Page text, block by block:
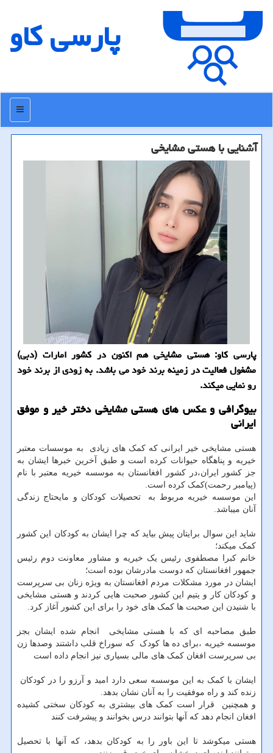
پارسی كاو
منو
آشنایی با هستی مشایخی
پارسی كاو: هستی مشایخی هم اكنون در كشور امارات (دبی)
مشغول فعالیت در زمینه برند خود می باشد. به زودی از برند خود
رو نمایی میكند.
بیوگرافی و عکس های هستی مشایخی دختر خیر و موفق
ایرانی
هستی مشایخی خیر ایرانی که کمک های زیادی به موسسات معتبر
خیریه و پناهگاه حیوانات کرده است و طبق آخرین خبرها ایشان به
جز کشور ایران،در کشور افغانستان به موسسه خیریه معتبر با نام
(پیامبر رحمت)کمک کرده است.
این موسسه خیریه مربوط به تحصیلات کودکان و مایحتاج زندگی
آنان میباشد.
شاید این سوال برایتان پیش بیاید که چرا ایشان به کودکان این کشور
کمک میکند؛
خانم کبرا مصطفوی رئیس یک خیریه و مشاور معاونت دوم رئیس
جمهور افغانستان که دوست مادرشان بوده است؛
ایشان در مورد مشکلات مردم افغانستان به ویژه زنان بی سرپرست
و کودکان کار و یتیم این کشور صحبت هایی کردند و هستی مشایخی
با شنیدن این صحبت ها کمک های خود را برای این کشور آغاز کرد.
طبق مصاحبه ای که با هستی مشایخی انجام شده ایشان بجز
موسسه خیریه ،برای ده ها کودک که سوراخ قلب داشتند وصدها زن
بی سرپرست افغان کمک های مالی بسیاری نیز انجام داده است
ایشان با کمک به این موسسه سعی دارد امید و آرزو را در کودکان
زنده کند و راه موفقیت را به آنان نشان بدهد.
و همچنین قرار است کمک های بیشتری به کودکان سختی کشیده
افغان انجام دهد که آنها بتوانند درس بخوانند و پیشرفت کنند
هستی میکوشد تا این باور را به کودکان بدهد، که آنها با تحصیل